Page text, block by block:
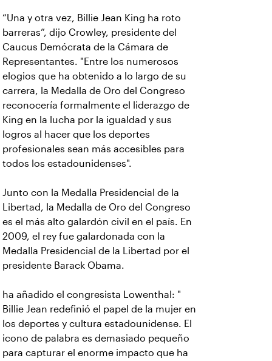
“Una y otra vez, Billie Jean King ha roto
barreras”, dijo Crowley, presidente del
Caucus Demócrata de la Cámara de
Representantes. "Entre los numerosos
elogios que ha obtenido a lo largo de su
carrera, la Medalla de Oro del Congreso
reconocería formalmente el liderazgo de
King en la lucha por la igualdad y sus
logros al hacer que los deportes
profesionales sean más accesibles para
todos los estadounidenses".
Junto con la Medalla Presidencial de la
Libertad, la Medalla de Oro del Congreso
es el más alto galardón civil en el país. En
2009, el rey fue galardonada con la
Medalla Presidencial de la Libertad por el
presidente Barack Obama.
ha añadido el congresista Lowenthal: "
Billie Jean redefinió el papel de la mujer en
los deportes y cultura estadounidense. El
icono de palabra es demasiado pequeño
para capturar el enorme impacto que ha